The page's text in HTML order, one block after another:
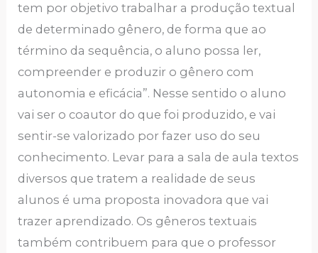
tem por objetivo trabalhar a produção textual
de determinado gênero, de forma que ao
término da sequência, o aluno possa ler,
compreender e produzir o gênero com
autonomia e eficácia”. Nesse sentido o aluno
vai ser o coautor do que foi produzido, e vai
sentir-se valorizado por fazer uso do seu
conhecimento. Levar para a sala de aula textos
diversos que tratem a realidade de seus
alunos é uma proposta inovadora que vai
trazer aprendizado. Os gêneros textuais
também contribuem para que o professor